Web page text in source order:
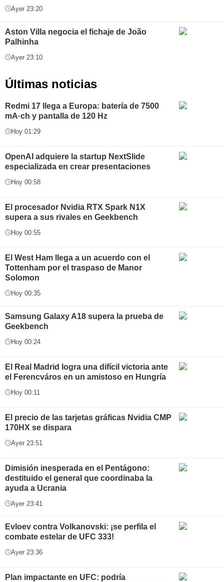
Ayer 23:20
Aston Villa negocia el fichaje de João
Palhinha
Ayer 23:10
Últimas noticias
Redmi 17 llega a Europa: batería de 7500
mA·ch y pantalla de 120 Hz
Hoy 01:29
OpenAI adquiere la startup NextSlide
especializada en crear presentaciones
Hoy 00:58
El procesador Nvidia RTX Spark N1X
supera a sus rivales en Geekbench
Hoy 00:55
El West Ham llega a un acuerdo con el
Tottenham por el traspaso de Manor
Solomon
Hoy 00:35
Samsung Galaxy A18 supera la prueba de
Geekbench
Hoy 00:24
El Real Madrid logra una difícil victoria ante
el Ferencváros en un amistoso en Hungría
Hoy 00:11
El precio de las tarjetas gráficas Nvidia CMP
170HX se dispara
Ayer 23:51
Dimisión inesperada en el Pentágono:
destituido el general que coordinaba la
ayuda a Ucrania
Ayer 23:41
Evloev contra Volkanovski: ¡se perfila el
combate estelar de UFC 333!
Ayer 23:36
Plan impactante en UFC: podría